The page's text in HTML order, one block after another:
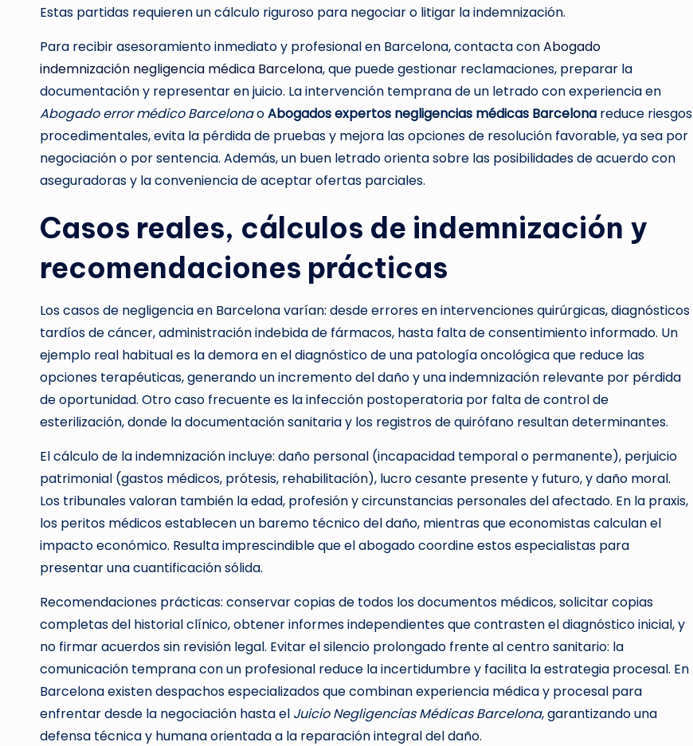
Estas partidas requieren un cálculo riguroso para negociar o litigar la indemnización.
Para recibir asesoramiento inmediato y profesional en Barcelona, contacta conAbogado
indemnización negligencia médica Barcelona, que puede gestionar reclamaciones, preparar la
documentación y representar en juicio. La intervención temprana de un letrado con experiencia en
Abogado error médico BarcelonaoAbogados expertos negligencias médicas Barcelona reduce riesgos
procedimentales, evita la pérdida de pruebas y mejora las opciones de resolución favorable, ya sea por
negociación o por sentencia. Además, un buen letrado orienta sobre las posibilidades de acuerdo con
aseguradoras y la conveniencia de aceptar ofertas parciales.
Casos reales, cálculos de indemnización y
recomendaciones prácticas
Los casos de negligencia en Barcelona varían: desde errores en intervenciones quirúrgicas, diagnósticos
tardíos de cáncer, administración indebida de fármacos, hasta falta de consentimiento informado. Un
ejemplo real habitual es la demora en el diagnóstico de una patología oncológica que reduce las
opciones terapéuticas, generando un incremento del daño y una indemnización relevante por pérdida
de oportunidad. Otro caso frecuente es la infección postoperatoria por falta de control de
esterilización, donde la documentación sanitaria y los registros de quirófano resultan determinantes.
El cálculo de la indemnización incluye: daño personal (incapacidad temporal o permanente), perjuicio
patrimonial (gastos médicos, prótesis, rehabilitación), lucro cesante presente y futuro, y daño moral.
Los tribunales valoran también la edad, profesión y circunstancias personales del afectado. En la praxis,
los peritos médicos establecen un baremo técnico del daño, mientras que economistas calculan el
impacto económico. Resulta imprescindible que el abogado coordine estos especialistas para
presentar una cuantificación sólida.
Recomendaciones prácticas: conservar copias de todos los documentos médicos, solicitar copias
completas del historial clínico, obtener informes independientes que contrasten el diagnóstico inicial, y
no firmar acuerdos sin revisión legal. Evitar el silencio prolongado frente al centro sanitario: la
comunicación temprana con un profesional reduce la incertidumbre y facilita la estrategia procesal. En
Barcelona existen despachos especializados que combinan experiencia médica y procesal para
enfrentar desde la negociación hasta el Juicio Negligencias Médicas Barcelona, garantizando una
defensa técnica y humana orientada a la reparación integral del daño.